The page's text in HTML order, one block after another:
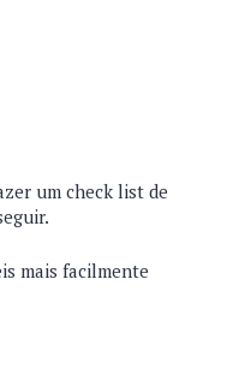
um check list de
mais facilmente